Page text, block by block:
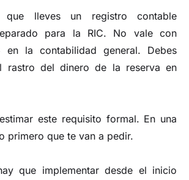
lleves un registro contable
para la RIC. No vale con
en la contabilidad general. Debes
rastro del dinero de la reserva en
este requisito formal. En una
primero que te van a pedir.
que implementar desde el inicio